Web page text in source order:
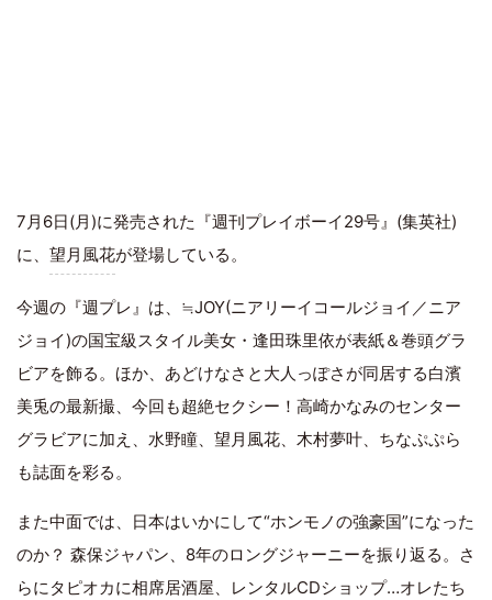
7月6日(月)に発売された『週刊プレイボーイ29号』(集英社)
に、 望月風花が登場している。
今週の『週プレ』は、≒JOY(ニアリーイコールジョイ／ニア
ジョイ)の国宝級スタイル美女・逢田珠里依が表紙＆巻頭グラ
ビアを飾る。ほか、あどけなさと大人っぽさが同居する白濱
美兎の最新撮、今回も超絶セクシー！高崎かなみのセンター
グラビアに加え、水野瞳、望月風花、木村夢叶、ちなぷぷら
も誌面を彩る。
また中面では、日本はいかにして“ホンモノの強豪国”になった
のか？ 森保ジャパン、8年のロングジャーニーを振り返る。さ
らにタピオカに相席居酒屋、レンタルCDショップ…オレたち